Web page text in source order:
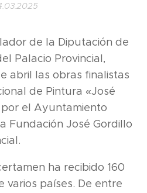
de la Diputación de
Palacio Provincial,
abril las obras finalistas
de Pintura «José
el Ayuntamiento
Fundación José Gordillo
ha recibido 160
países. De entre